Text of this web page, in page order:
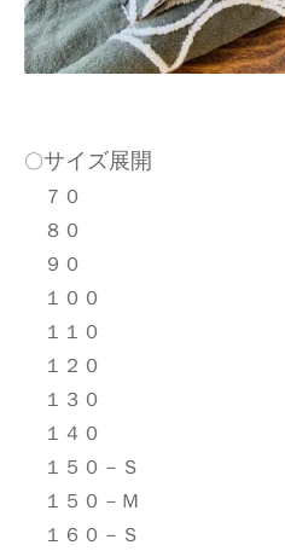
〇サイズ展開
７０
８０
９０
１００
１１０
１２０
１３０
１４０
１５０－Ｓ
１５０－Ｍ
１６０－Ｓ